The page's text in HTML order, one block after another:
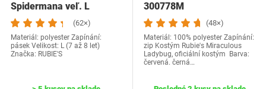
Spidermana veľ. L
(62×)
Materiál: polyester Zapínání:
pásek Velikost: L (7 až 8 let)
Značka: RUBIE'S
300778M
(48×)
Materiál: 100% polyester Zapínání:
zip Kostým Rubie's Miraculous
Ladybug, oficiální kostým Barva:
červená. černá…